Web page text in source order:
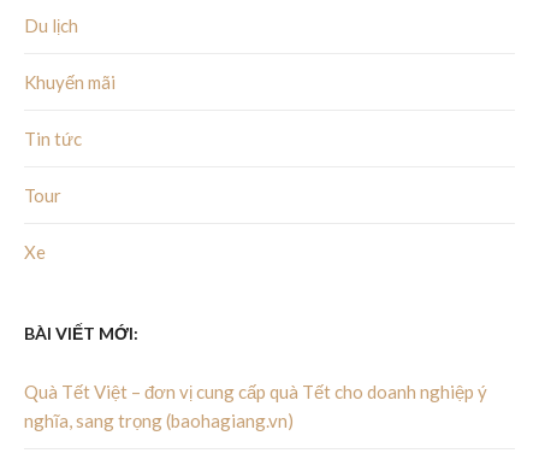
Du lịch
Khuyến mãi
Tin tức
Tour
Xe
BÀI VIẾT MỚI:
Quà Tết Việt – đơn vị cung cấp quà Tết cho doanh nghiệp ý
nghĩa, sang trọng (baohagiang.vn)